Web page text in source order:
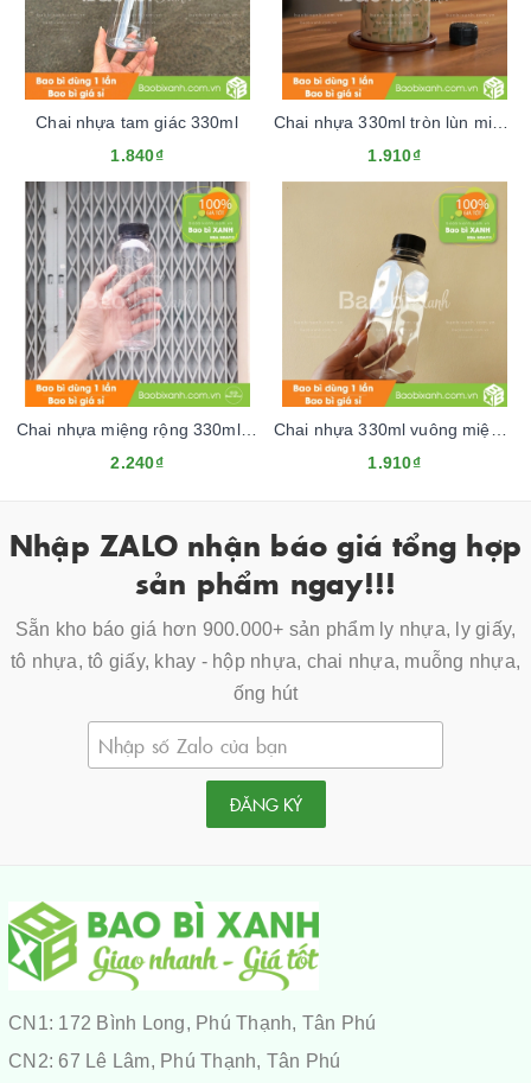
Chai nhựa tam giác 330ml
1.840₫
Chai nhựa 330ml tròn lùn miệng rộng
1.910₫
Chai nhựa miệng rộng 330ml nắp không đai khóa
2.240₫
Chai nhựa 330ml vuông miệng rộng
1.910₫
Nhập ZALO nhận báo giá tổng hợp
sản phẩm ngay!!!
Sẵn kho báo giá hơn 900.000+ sản phẩm ly nhựa, ly giấy,
tô nhựa, tô giấy, khay - hộp nhựa, chai nhựa, muỗng nhựa,
ống hút
ĐĂNG KÝ
CN1: 172 Bình Long, Phú Thạnh, Tân Phú
CN2: 67 Lê Lâm, Phú Thạnh, Tân Phú